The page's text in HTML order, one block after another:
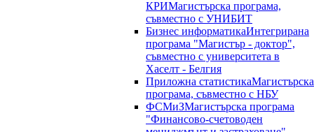
КРИМагистърска програма,
съвместно с УНИБИТ
Бизнес информатикаИнтегрирана
програма "Магистър - доктор",
съвместно с университета в
Хаселт - Белгия
Приложна статистикаМагистърска
програма, съвместно с НБУ
ФСМиЗМагистърска програма
"Финансово-счетоводен